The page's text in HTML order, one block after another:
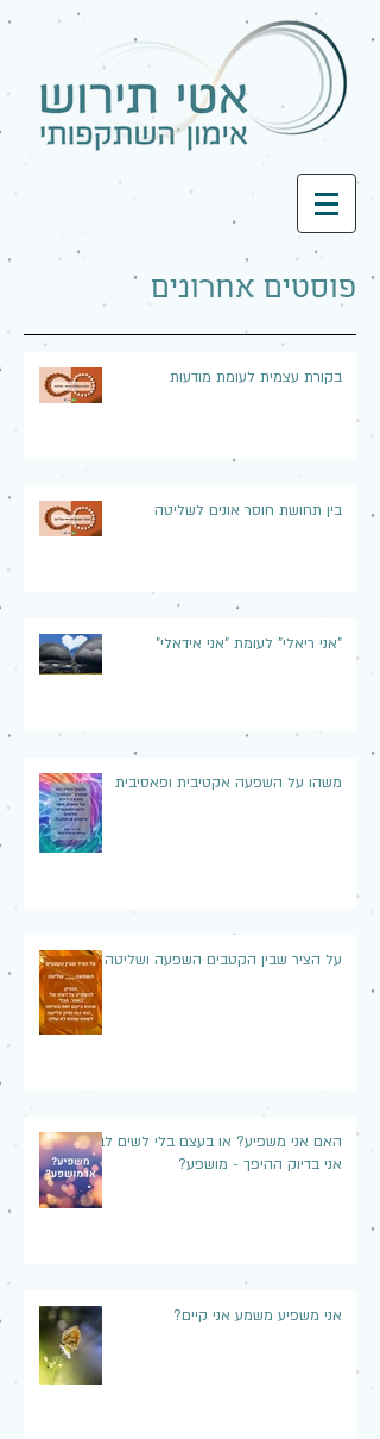
פוסטים אחרונים
בקורת עצמית לעומת מודעות
בין תחושת חוסר אונים לשליטה
"אני ריאלי" לעומת "אני אידאלי"
משהו על השפעה אקטיבית ופאסיבית
על הציר שבין הקטבים השפעה ושליטה
האם אני משפיע? או בעצם בלי לשים לב,
אני בדיוק ההיפך - מושפע?
אני משפיע משמע אני קיים?